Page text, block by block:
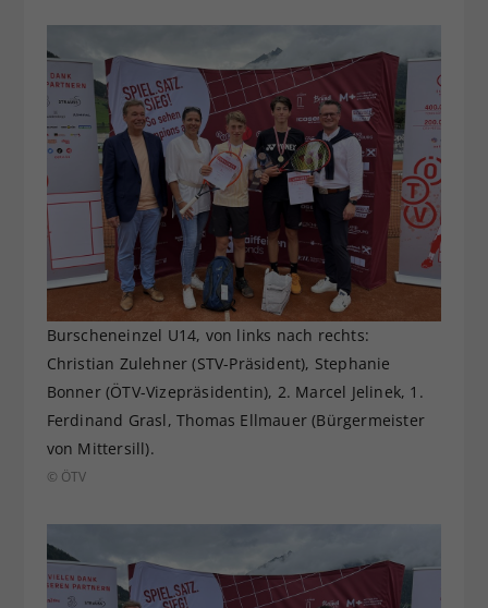
Burscheneinzel U14, von links nach rechts:
Christian Zulehner (STV-Präsident), Stephanie
Bonner (ÖTV-Vizepräsidentin), 2. Marcel Jelinek, 1.
Ferdinand Grasl, Thomas Ellmauer (Bürgermeister
von Mittersill).
© ÖTV